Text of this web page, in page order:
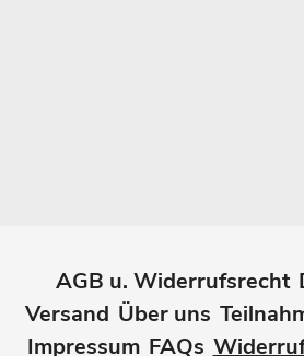
AGB u. Widerrufsrecht
Versand Über uns
Impressum FAQs